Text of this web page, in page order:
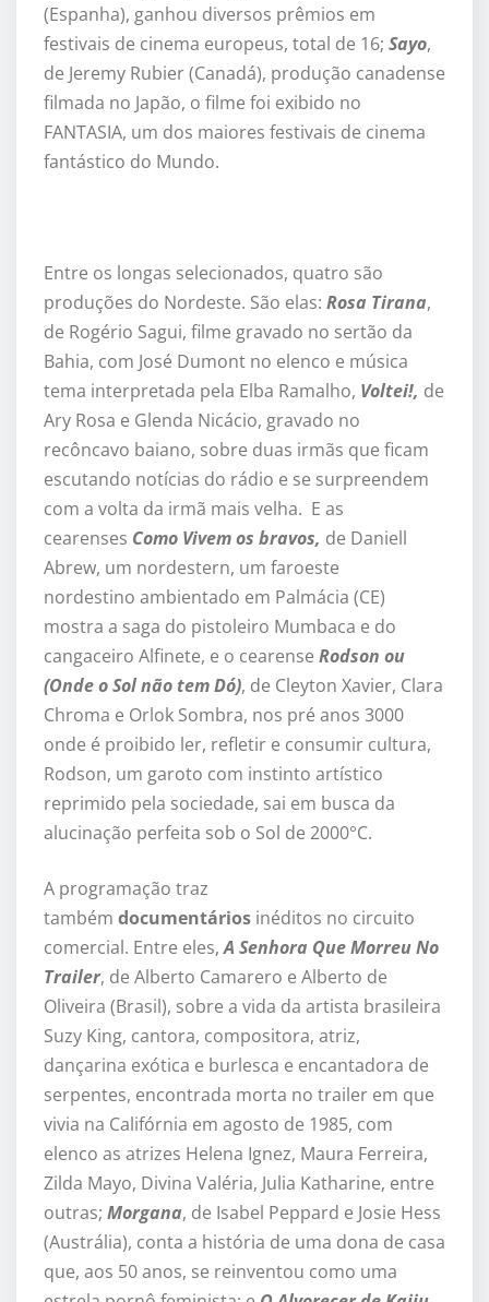
(Espanha), ganhou diversos prêmios em
festivais de cinema europeus, total de 16; Sayo,
de Jeremy Rubier (Canadá), produção canadense
filmada no Japão, o filme foi exibido no
FANTASIA, um dos maiores festivais de cinema
fantástico do Mundo.
Entre os longas selecionados, quatro são
produções do Nordeste. São elas: Rosa Tirana,
de Rogério Sagui, filme gravado no sertão da
Bahia, com José Dumont no elenco e música
tema interpretada pela Elba Ramalho, Voltei!, de
Ary Rosa e Glenda Nicácio, gravado no
recôncavo baiano, sobre duas irmãs que ficam
escutando notícias do rádio e se surpreendem
com a volta da irmã mais velha. E as
cearenses Como Vivem os bravos, de Daniell
Abrew, um nordestern, um faroeste
nordestino ambientado em Palmácia (CE)
mostra a saga do pistoleiro Mumbaca e do
cangaceiro Alfinete, e o cearense Rodson ou
(Onde o Sol não tem Dó), de Cleyton Xavier, Clara
Chroma e Orlok Sombra, nos pré anos 3000
onde é proibido ler, refletir e consumir cultura,
Rodson, um garoto com instinto artístico
reprimido pela sociedade, sai em busca da
alucinação perfeita sob o Sol de 2000°C.
A programação traz
também documentários inéditos no circuito
comercial. Entre eles,A Senhora Que Morreu No
Trailer, de Alberto Camarero e Alberto de
Oliveira (Brasil), sobre a vida da artista brasileira
Suzy King, cantora, compositora, atriz,
dançarina exótica e burlesca e encantadora de
serpentes, encontrada morta no trailer em que
vivia na Califórnia em agosto de 1985, com
elenco as atrizes Helena Ignez, Maura Ferreira,
Zilda Mayo, Divina Valéria, Julia Katharine, entre
outras; Morgana, de Isabel Peppard e Josie Hess
(Austrália), conta a história de uma dona de casa
que, aos 50 anos, se reinventou como uma